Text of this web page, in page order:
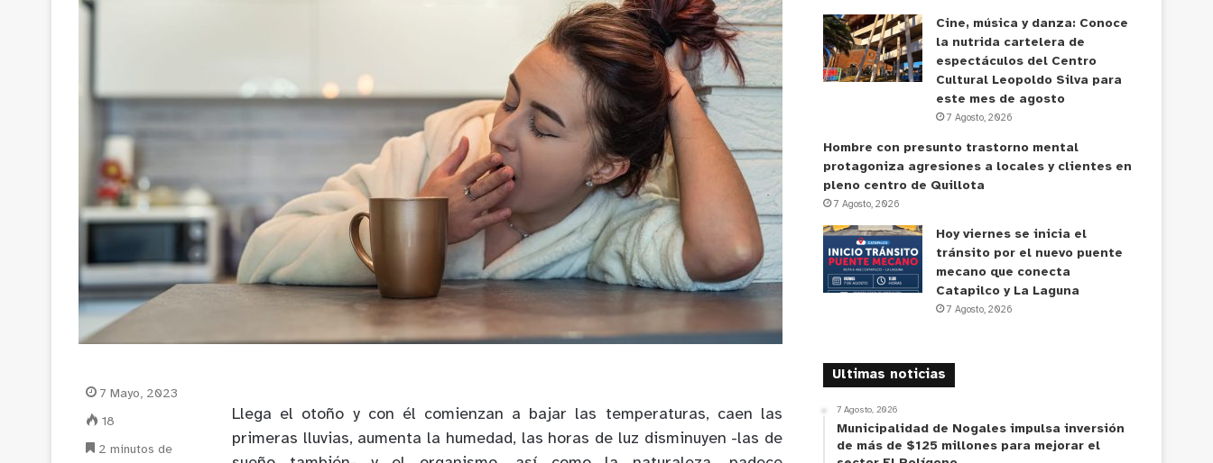
Llega el otoño y con él comienzan a bajar las temperaturas, caen las
primeras lluvias, aumenta la humedad, las horas de luz disminuyen -las de
7 Mayo, 2023
18
2 minutos de
Cine, música y danza: Conoce
la nutrida cartelera de
espectáculos del Centro
Cultural Leopoldo Silva para
este mes de agosto
7 Agosto, 2026
Hombre con presunto trastorno mental
protagoniza agresiones a locales y clientes en
pleno centro de Quillota
7 Agosto, 2026
Hoy viernes se inicia el
tránsito por el nuevo puente
mecano que conecta
Catapilco y La Laguna
7 Agosto, 2026
Ultimas noticias
7 Agosto, 2026
Municipalidad de Nogales impulsa inversión
de más de $125 millones para mejorar el